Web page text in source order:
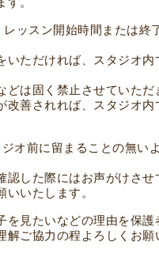
レッスン開始時間または終
ただければ、スタジオ内
どは固く禁止させていただ
善されれば、スタジオ内
オ前に留まることの無い
した際にはお声がけさせ
いたします。
を見たいなどの理由を保
解ご協力の程よろしくお願